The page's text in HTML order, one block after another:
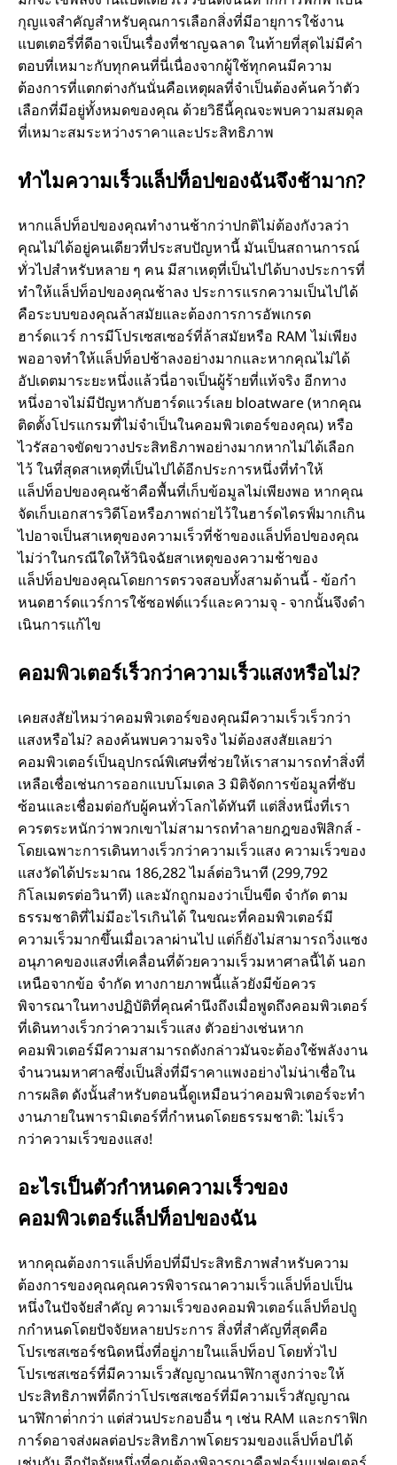
ต
แ
แ
ล็
ท็
กุญแจสําคัญสําหรับคุณการเลือกสิ่งที่มีอายุการใช้งาน
แบตเตอรี่ที่ดีอาจเป็นเรื่องที่ชาญฉลาด ในท้ายที่สุดไม่มีคํา
ตอบที่เหมาะกับทุกคนที่นี่เนื่องจากผู้ใช้ทุกคนมีความ
ต้องการที่แตกต่างกันนั่นคือเหตุผลที่จําเป็นต้องค้นคว้าตัว
เลือกที่มีอยู่ทั้งหมดของคุณ ด้วยวิธีนี้คุณจะพบความสมดุล
ที่เหมาะสมระหว่างราคาและประสิทธิภาพ
ทําไมความเร็วแล็ปท็อปของฉันจึงช้ามาก?
หากแล็ปท็อปของคุณทํางานช้ากว่าปกติไม่ต้องกังวลว่า
คุณไม่ได้อยู่คนเดียวที่ประสบปัญหานี้ มันเป็นสถานการณ์
ทั่วไปสําหรับหลาย ๆ คน มีสาเหตุที่เป็นไปได้บางประการที่
ทําให้แล็ปท็อปของคุณช้าลง ประการแรกความเป็นไปได้
คือระบบของคุณล้าสมัยและต้องการการอัพเกรด
ฮาร์ดแวร์ การมีโปรเซสเซอร์ที่ล้าสมัยหรือ RAM ไม่เพียง
พออาจทําให้แล็ปท็อปช้าลงอย่างมากและหากคุณไม่ได้
อัปเดตมาระยะหนึ่งแล้วนี่อาจเป็นผู้ร้ายที่แท้จริง อีกทาง
หนึ่งอาจไม่มีปัญหากับฮาร์ดแวร์เลย bloatware (หากคุณ
ติดตั้งโปรแกรมที่ไม่จําเป็นในคอมพิวเตอร์ของคุณ) หรือ
ไวรัสอาจขัดขวางประสิทธิภาพอย่างมากหากไม่ได้เลือก
ไว้ ในที่สุดสาเหตุที่เป็นไปได้อีกประการหนึ่งที่ทําให้
แล็ปท็อปของคุณช้าคือพื้นที่เก็บข้อมูลไม่เพียงพอ หากคุณ
จัดเก็บเอกสารวิดีโอหรือภาพถ่ายไว้ในฮาร์ดไดรฟ์มากเกิน
ไปอาจเป็นสาเหตุของความเร็วที่ช้าของแล็ปท็อปของคุณ
ไม่ว่าในกรณีใดให้วินิจฉัยสาเหตุของความช้าของ
แล็ปท็อปของคุณโดยการตรวจสอบทั้งสามด้านนี้ - ข้อกํา
หนดฮาร์ดแวร์การใช้ซอฟต์แวร์และความจุ - จากนั้นจึงดํา
เนินการแก้ไข
คอมพิวเตอร์เร็วกว่าความเร็วแสงหรือไม่?
เคยสงสัยไหมว่าคอมพิวเตอร์ของคุณมีความเร็วเร็วกว่า
แสงหรือไม่? ลองค้นพบความจริง ไม่ต้องสงสัยเลยว่า
คอมพิวเตอร์เป็นอุปกรณ์พิเศษที่ช่วยให้เราสามารถทําสิ่งที่
เหลือเชื่อเช่นการออกแบบโมเดล 3 มิติจัดการข้อมูลที่ซับ
ซ้อนและเชื่อมต่อกับผู้คนทั่วโลกได้ทันที แต่สิ่งหนึ่งที่เรา
ควรตระหนักว่าพวกเขาไม่สามารถทําลายกฎของฟิสิกส์ -
โดยเฉพาะการเดินทางเร็วกว่าความเร็วแสง ความเร็วของ
แสงวัดได้ประมาณ 186,282 ไมล์ต่อวินาที (299,792
กิโลเมตรต่อวินาที) และมักถูกมองว่าเป็นขีด จํากัด ตาม
ธรรมชาติที่ไม่มีอะไรเกินได้ ในขณะที่คอมพิวเตอร์มี
ความเร็วมากขึ้นเมื่อเวลาผ่านไป แต่ก็ยังไม่สามารถวิ่งแซง
อนุภาคของแสงที่เคลื่อนที่ด้วยความเร็วมหาศาลนี้ได้ นอก
เหนือจากข้อ จํากัด ทางกายภาพนี้แล้วยังมีข้อควร
พิจารณาในทางปฏิบัติที่คุณคํานึงถึงเมื่อพูดถึงคอมพิวเตอร์
ที่เดินทางเร็วกว่าความเร็วแสง ตัวอย่างเช่นหาก
คอมพิวเตอร์มีความสามารถดังกล่าวมันจะต้องใช้พลังงาน
จํานวนมหาศาลซึ่งเป็นสิ่งที่มีราคาแพงอย่างไม่น่าเชื่อใน
การผลิต ดังนั้นสําหรับตอนนี้ดูเหมือนว่าคอมพิวเตอร์จะทํา
งานภายในพารามิเตอร์ที่กําหนดโดยธรรมชาติ: ไม่เร็ว
กว่าความเร็วของแสง!
อะไรเป็นตัวกําหนดความเร็วของ
คอมพิวเตอร์แล็ปท็อปของฉัน
หากคุณต้องการแล็ปท็อปที่มีประสิทธิภาพสําหรับความ
ต้องการของคุณคุณควรพิจารณาความเร็วแล็ปท็อปเป็น
หนึ่งในปัจจัยสําคัญ ความเร็วของคอมพิวเตอร์แล็ปท็อปถู
กกําหนดโดยปัจจัยหลายประการ สิ่งที่สําคัญที่สุดคือ
โปรเซสเซอร์ชนิดหนึ่งที่อยู่ภายในแล็ปท็อป โดยทั่วไป
โปรเซสเซอร์ที่มีความเร็วสัญญาณนาฬิกาสูงกว่าจะให้
ประสิทธิภาพที่ดีกว่าโปรเซสเซอร์ที่มีความเร็วสัญญาณ
นาฬิกาต่ํากว่า แต่ส่วนประกอบอื่น ๆ เช่น RAM และกราฟิก
การ์ดอาจส่งผลต่อประสิทธิภาพโดยรวมของแล็ปท็อปได้